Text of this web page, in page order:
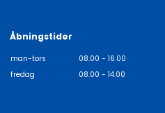
Åbningstider
man-tors
08.00 - 16.00
fredag
08.00 - 14.00